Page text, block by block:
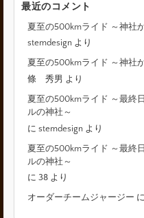
最近のコメント
夏至の500kmライド ～神社
stemdesign より
夏至の500kmライド ～神社
條 秀男 より
夏至の500kmライド ～最終
ルの神社～
にstemdesign より
夏至の500kmライド ～最終
ルの神社～
に38 より
オーダーチームジャージー